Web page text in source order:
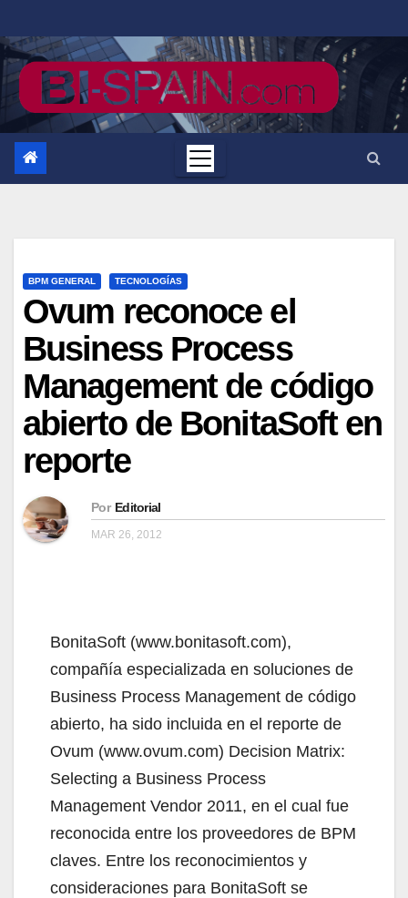
al
contenido
BPM GENERAL TECNOLOGÍAS
Ovum reconoce el
Business Process
Management de código
abierto de BonitaSoft en
reporte
Por Editorial
MAR 26, 2012
BonitaSoft (www.bonitasoft.com),
compañía especializada en soluciones de
Business Process Management de código
abierto, ha sido incluida en el reporte de
Ovum (www.ovum.com) Decision Matrix:
Selecting a Business Process
Management Vendor 2011, en el cual fue
reconocida entre los proveedores de BPM
claves. Entre los reconocimientos y
consideraciones para BonitaSoft se